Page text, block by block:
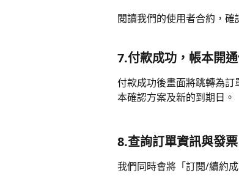
閱讀我們的使用者合約，確
7.付款成功，帳本開
付款成功後畫面將跳轉為
本確認方案及新的到期日。
8.查詢訂單資訊與發票
我們同時會將「訂閱/續約